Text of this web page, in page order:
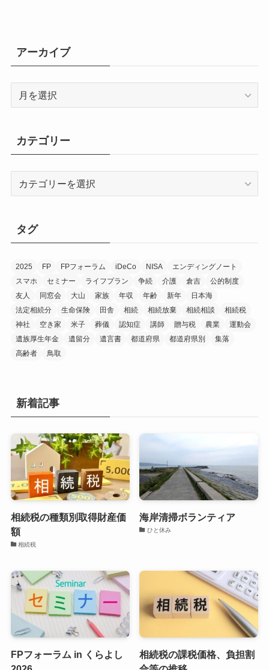
アーカイブ
ブ
カテゴリー
ー
タグ
2025 FP FPフォーラム iDeCo NISA
エンディングノート
スマホ
セミナー ライフプラン 争続 介護 倉吉
公的制度
友人
同窓会 大山 家族 年収 年齢 新年
日本海
法定相続分
生命保険 田舎 相続 相続放棄 相続相談
相続税
神社
空き家 米子 葬儀 認知症 講師 贈与税 農業
運動会
遺族厚生年金
遺留分 遺言書 都道府県 都道府県別
集落
高齢者
鳥取
新着記事
相続税の種類別取得財産価
額
相続税
海岸清掃ボランティア
ひと休み
FPフォーラム in くらよし
相続税の課税価格、負担割